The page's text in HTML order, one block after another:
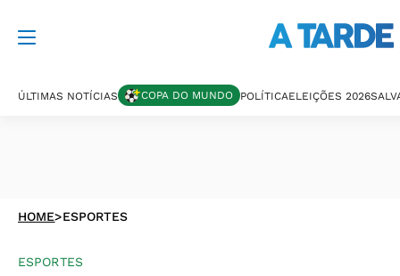
ÚLTIMAS NOTÍCIAS COPA DO MUNDO POLÍTICAELEIÇÕES 2026
HOME>ESPORTES
ESPORTES